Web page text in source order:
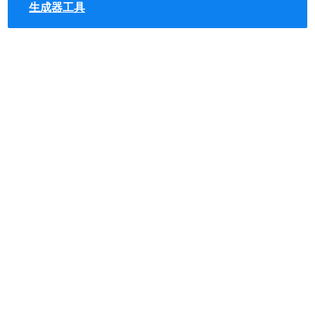
8. 支持历史记录面板及历史记录导入导出
生成器工具